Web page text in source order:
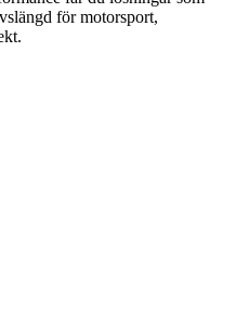
för motorsport,